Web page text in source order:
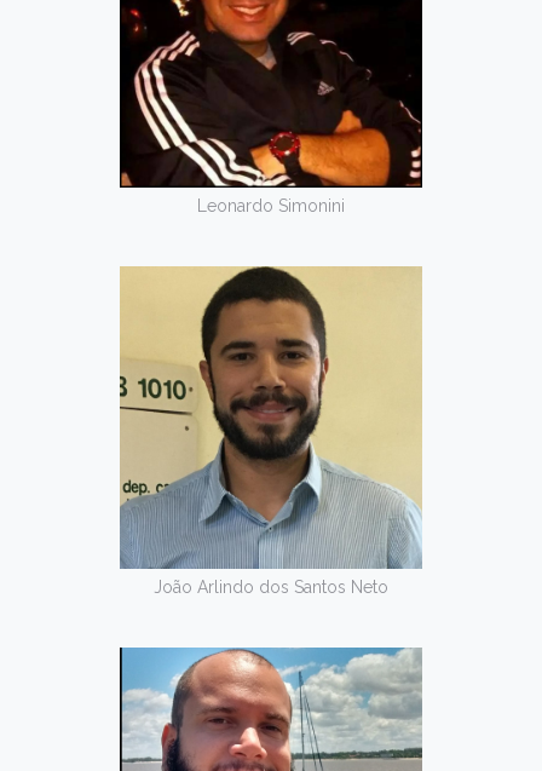
Leonardo Simonini
João Arlindo dos Santos Neto